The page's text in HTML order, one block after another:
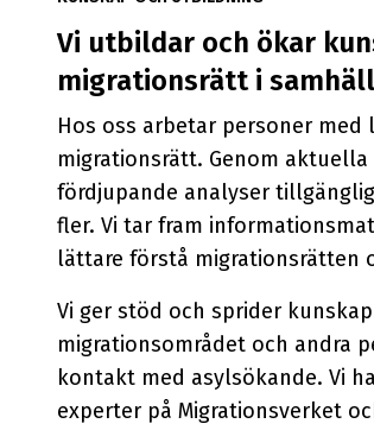
Vi utbildar och ökar
migrationsrätt i
Hos oss arbetar personer
migrationsrätt. Genom
fördjupande analyser
fler. Vi tar fram
lättare förstå migrationsrätten
Vi ger stöd och sprider
migrationsområdet och andra
kontakt med asylsökande. Vi
experter på Migrationsverket